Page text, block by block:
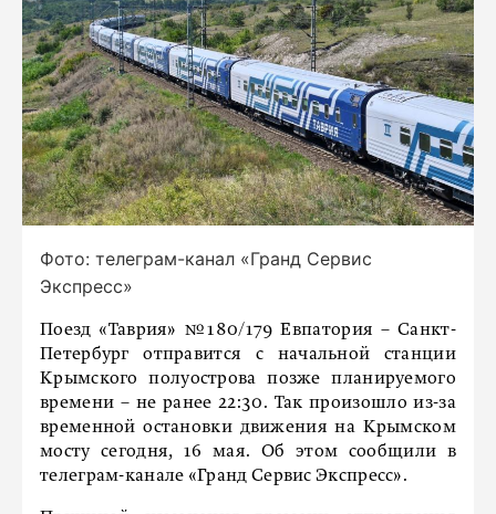
Фото: телеграм-канал «Гранд Сервис
Экспресс»
Поезд «Таврия» №180/179 Евпатория – Санкт-
Петербург отправится с начальной станции
Крымского полуострова позже планируемого
времени – не ранее 22:30. Так произошло из-за
временной остановки движения на Крымском
мосту сегодня, 16 мая. Об этом сообщили в
телеграм-канале «Гранд Сервис Экспресс».